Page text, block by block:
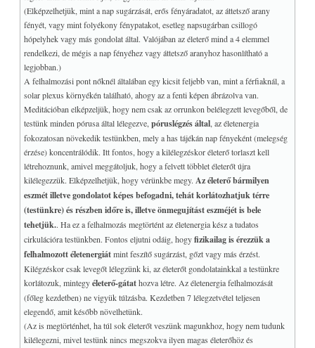
(Elképzelhetjük, mint a nap sugárzását, erős fényáradatot, az áttetsző arany
fényét, vagy mint folyékony fénypatakot, esetleg napsugárban csillogó
hópelyhek vagy más gondolat által. Valójában az életerő mind a 4 elemmel
rendelkezi, de mégis a nap fényéhez vagy áttetsző aranyhoz hasonlítható a
legjobban.)
A felhalmozási pont nőknél általában egy kicsit feljebb van, mint a férfiaknál, a
solar plexus környékén található, ahogy az a fenti képen ábrázolva van.
Meditációban elképzeljük, hogy nem csak az orrunkon belélegzett levegőből, de
testünk minden pórusa által lélegezve,póruslégzés által , az életenergia
fokozatosan növekedik testünkben, mely a has tájékán nap fényeként (melegség
érzése) koncentrálódik. Itt fontos, hogy a kilélegzéskor életerő torlaszt kell
létrehoznunk, amivel meggátoljuk, hogy a felvett többlet életerőt újra
kilélegezzük. Elképzelhetjük, hogy vérünkbe megy. Az életerő bármilyen
eszmét illetve gondolatot képes befogadni, tehát korlátozhatjuk térre
(testünkre) és részben időre is, illetve önmegujítást eszméjét is bele
tehetjük.. Ha ez a felhalmozás megtörtént az életenergia kész a tudatos
cirkulációra testünkben. Fontos eljutni odáig, hogyfizikailag is érezzük a
felhalmozott életenergiátmint feszítő sugárzást, gőzt vagy más érzést.
Kilégzéskor csak levegőt lélegzünk ki, az életerőt gondolatainkkal a testünkre
korlátozuk, mintegyéleterő-gátathozva létre. Az életenergia felhalmozását
(főleg kezdetben) ne vigyük túlzásba. Kezdetben 7 lélegzetvétel teljesen
elegendő, amit később növelhetünk.
(Az is megtörténhet, ha túl sok életerőt veszünk magunkhoz, hogy nem tudunk
kilélegezni, mivel testünk nincs megszokva ilyen magas életerőhöz és